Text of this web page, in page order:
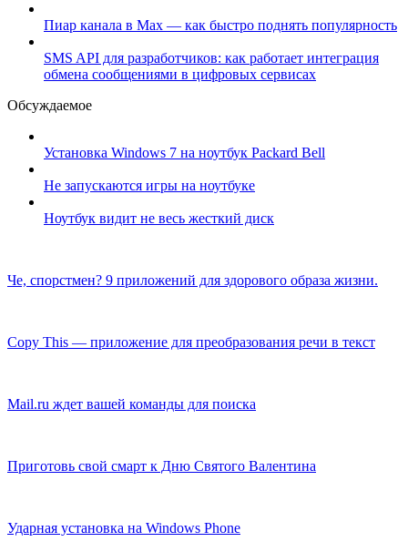
Пиар канала в Max — как быстро поднять популярность
SMS API для разработчиков: как работает интеграция
обмена сообщениями в цифровых сервисах
Обсуждаемое
Установка Windows 7 на ноутбук Packard Bell
Не запускаются игры на ноутбуке
Ноутбук видит не весь жесткий диск
Че, спорстмен? 9 приложений для здорового образа жизни.
Copy This — приложение для преобразования речи в текст
Mail.ru ждет вашей команды для поиска
Приготовь свой смарт к Дню Святого Валентина
Ударная установка на Windows Phone